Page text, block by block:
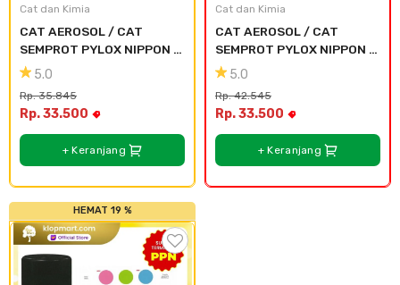
Cat dan Kimia
CAT AEROSOL / CAT
SEMPROT PYLOX NIPPON
PAINT - SEMUA WARNA
5.0
Rp. 35.845
Rp. 33.500
+ Keranjang
Cat dan Kimia
CAT AEROSOL / CAT
SEMPROT PYLOX NIPPON
PAINT - SEMUA WARNA
5.0
Rp. 42.545
Rp. 33.500
+ Keranjang
HEMAT 19 %